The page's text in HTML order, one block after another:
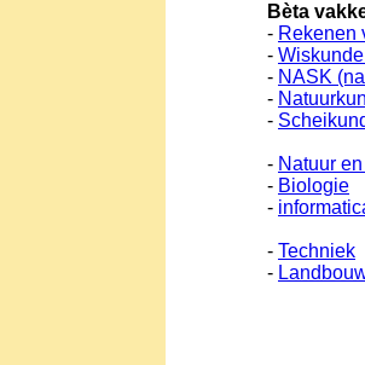
Bèta
- Rekenen
-
- NASK
-
-
- Natuur
- Biologie
-
- Techniek
-